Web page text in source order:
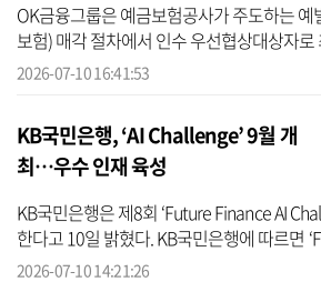
OK금융그룹은 예금보험공사가 주도하는
보험) 매각 절차에서 인수 우선협상대상자
밝혔다. OK금융에 따르면 이번 우선협상대상
2026-07-10 16:41:53
KB국민은행, ‘AI Challenge’ 9월 개
최…우수 인재 육성
KB국민은행은 제8회 ‘Future Finance AI
한다고 10일 밝혔다. KB국민은행에 따르면
Challenge’는 인공지능을 활용한 미래 금융
2026-07-10 14:21:26